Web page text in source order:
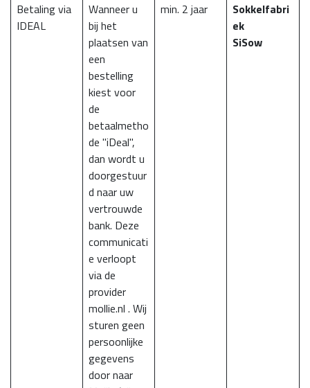
Betaling via
IDEAL
Wanneer u
bij het
plaatsen van
een
bestelling
kiest voor
de
betaalmetho
de "iDeal",
dan wordt u
doorgestuur
d naar uw
vertrouwde
bank. Deze
communicati
e verloopt
via de
provider
mollie.nl . Wij
sturen geen
persoonlijke
gegevens
door naar
min. 2 jaar
Sokkelfabri
ek
SiSow